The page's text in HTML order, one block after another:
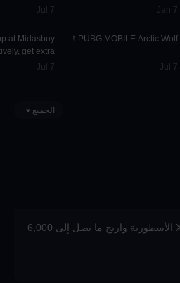
Preview Now!
Jan 7
PUBG MOBILE Arctic Wolf！
Jul 7
Preview
Jul 7
at Midasbuy
get extra
UC and much
Jul 7
الجميع
الضوء يستيقظ! افتح البدلة X الأسطورية واربح ما يصل إلى 6,000